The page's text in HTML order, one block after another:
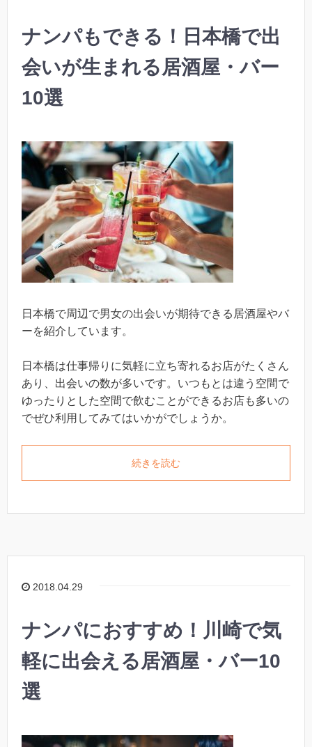
ナンパもできる！日本橋で出
会いが生まれる居酒屋・バー
10選
日本橋で周辺で男女の出会いが期待できる居酒屋やバ
ーを紹介しています。
日本橋は仕事帰りに気軽に立ち寄れるお店がたくさん
あり、出会いの数が多いです。いつもとは違う空間で
ゆったりとした空間で飲むことができるお店も多いの
でぜひ利用してみてはいかがでしょうか。
続きを読む
2018.04.29
ナンパにおすすめ！川崎で気
軽に出会える居酒屋・バー10
選